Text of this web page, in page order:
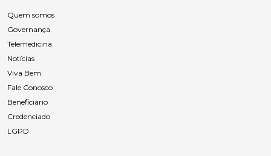
Quem somos
Governança
Telemedicina
Notícias
Viva Bem
Fale Conosco
Beneficiário
Credenciado
LGPD